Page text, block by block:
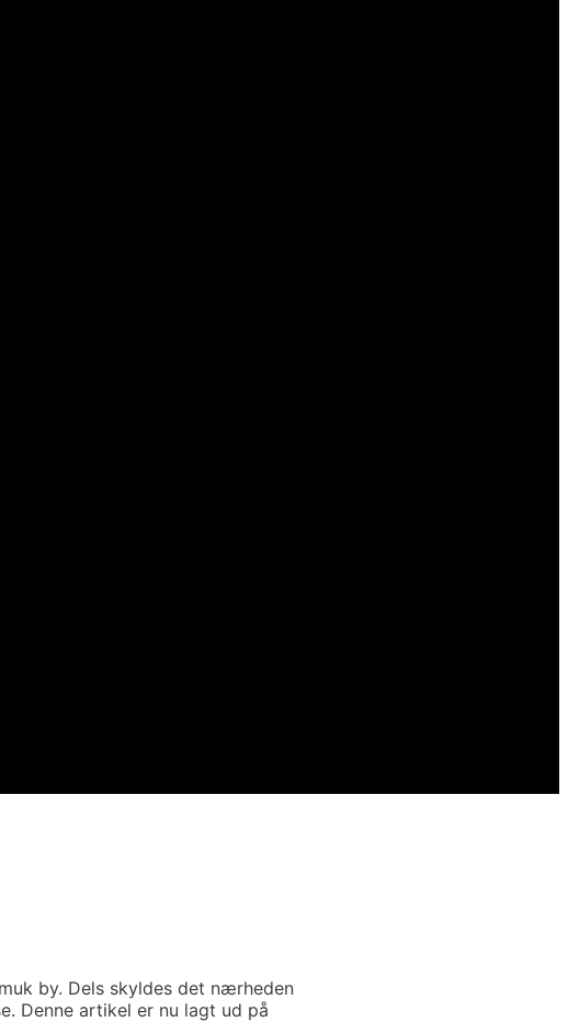
by. Dels skyldes det nærheden
Denne artikel er nu lagt ud på